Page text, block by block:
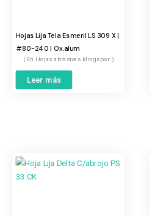
Hojas Lija Tela Esmeril LS 309 X |
#80-240 | Ox.alum
Hojas abrasivas klingspor
Leer más